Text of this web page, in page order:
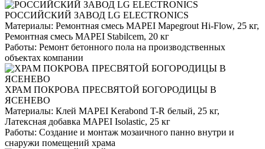
РОССИЙСКИЙ ЗАВОД LG ELECTRONICS
Материалы: Ремонтная смесь MAPEI Mapegrout Hi-Flow, 25 кг,
Ремонтная смесь MAPEI Stabilcem, 20 кг
Работы: Ремонт бетонного пола на производственных
объектах компании
ХРАМ ПОКРОВА ПРЕСВЯТОЙ БОГОРОДИЦЫ В
ЯСЕНЕВО
Материалы: Клей MAPEI Kerabond T-R белый, 25 кг,
Латексная добавка MAPEI Isolastic, 25 кг
Работы: Создание и монтаж мозаичного панно внутри и
снаружи помещений храма